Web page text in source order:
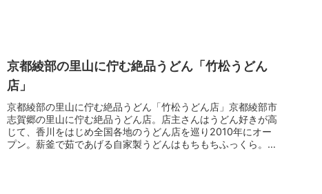
京都綾部の里山に佇む絶品うどん「竹松うどん
店」
京都綾部の里山に佇む絶品うどん「竹松うどん店」京都綾部市
志賀郷の里山に佇む絶品うどん店。店主さんはうどん好きが高
じて、香川をはじめ全国各地のうどん店を巡り2010年にオー
プン。薪釜で茹であげる自家製うどんはもちもちふっくら。週